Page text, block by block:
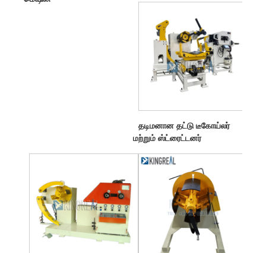
தடிமனான தட்டு டீகோய்லர்
மற்றும் ஸ்ட்ரைட்டனர்